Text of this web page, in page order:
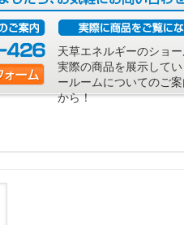
天草エネルギーのショ
実際の商品を展示して
ールームについてのご
から！